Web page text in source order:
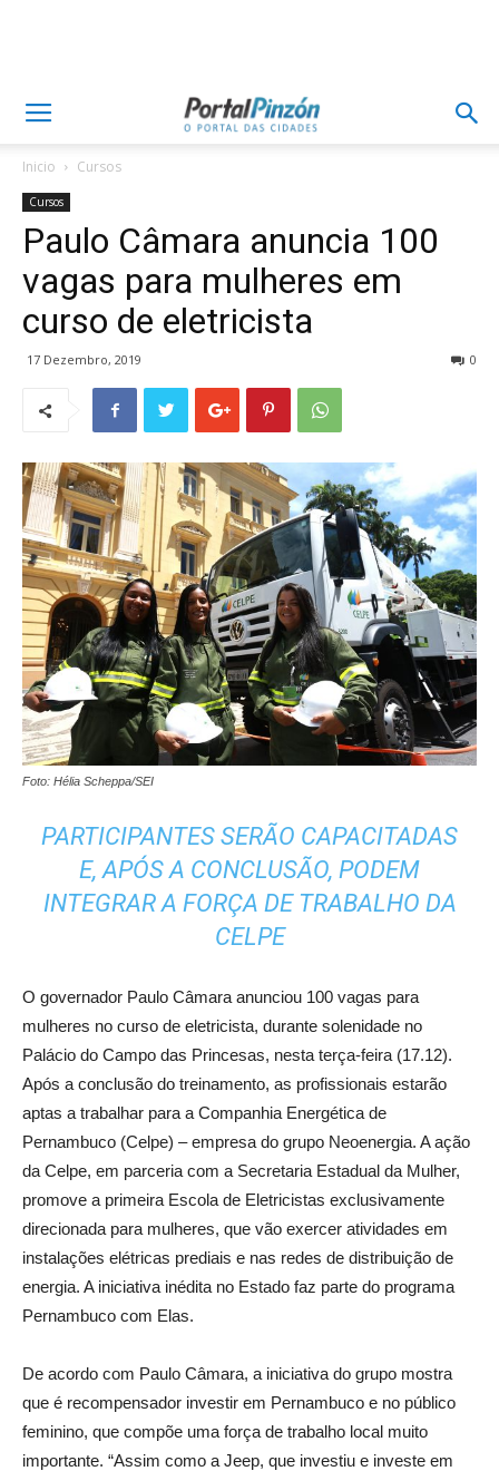
Inicio Cursos
Cursos
Paulo Câmara anuncia 100
vagas para mulheres em
curso de eletricista
17 Dezembro, 2019 0
Foto: Hélia Scheppa/SEI
PARTICIPANTES SERÃO CAPACITADAS
E, APÓS A CONCLUSÃO, PODEM
INTEGRAR A FORÇA DE TRABALHO DA
CELPE
O governador Paulo Câmara anunciou 100 vagas para
mulheres no curso de eletricista, durante solenidade no
Palácio do Campo das Princesas, nesta terça-feira (17.12).
Após a conclusão do treinamento, as profissionais estarão
aptas a trabalhar para a Companhia Energética de
Pernambuco (Celpe) – empresa do grupo Neoenergia. A ação
da Celpe, em parceria com a Secretaria Estadual da Mulher,
promove a primeira Escola de Eletricistas exclusivamente
direcionada para mulheres, que vão exercer atividades em
instalações elétricas prediais e nas redes de distribuição de
energia. A iniciativa inédita no Estado faz parte do programa
Pernambuco com Elas.
De acordo com Paulo Câmara, a iniciativa do grupo mostra
que é recompensador investir em Pernambuco e no público
feminino, que compõe uma força de trabalho local muito
importante. “Assim como a Jeep, que investiu e investe em